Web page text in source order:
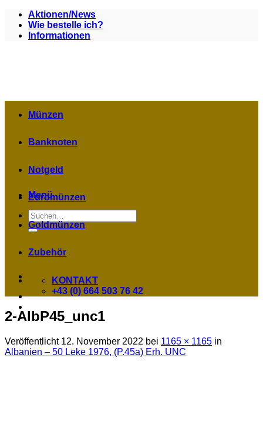
Zum
Inhalt
springen
Aktionen/News
Wie bestelle ich?
Informationen
Menü
Suchen
nach:
Münzen
Banknoten
Notgeld
Euromünzen
Goldmünzen
Zubehör
KONTAKT
+43 (0) 664 503 76 42
2-AlbP45_unc1
Veröffentlicht 12. November 2022 bei 1165 × 1165 in
Albanien – 50 Leke 1976, (P.45a) Erh. UNC